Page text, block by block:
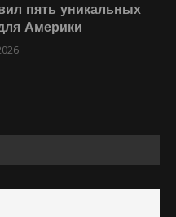
пять уникальных
Америки